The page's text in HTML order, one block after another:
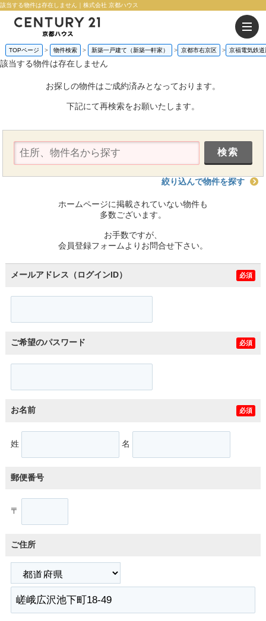
該当する物件は存在しません｜株式会社 京都ハウス
TOPページ 物件検索 新築一戸建て（新築一軒家） 京都市右京区 京福電気鉄
該当する物件は存在しません
お探しの物件はご成約済みとなっております。
下記にて再検索をお願いたします。
絞り込んで物件を探す
ホームページに掲載されていない物件も
多数ございます。
お手数ですが、
会員登録フォームよりお問合せ下さい。
メールアドレス（ログインID） 必須
ご希望のパスワード 必須
お名前 必須
姓 名
郵便番号
〒
ご住所